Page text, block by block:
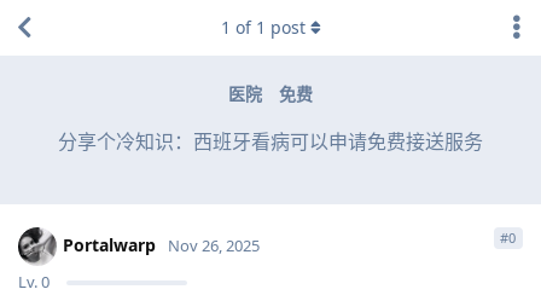
医院 免费
分享个冷知识：西班牙看病可以申请免费接送服务
1 of 1 post
Portalwarp
Lv.0
Nov 26, 2025 #0